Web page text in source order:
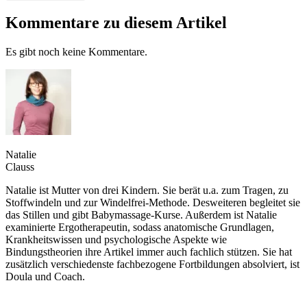
Kommentare zu diesem Artikel
Es gibt noch keine Kommentare.
Natalie
Clauss
Natalie ist Mutter von drei Kindern. Sie berät u.a. zum Tragen, zu
Stoffwindeln und zur Windelfrei-Methode. Desweiteren begleitet sie
das Stillen und gibt Babymassage-Kurse. Außerdem ist Natalie
examinierte Ergotherapeutin, sodass anatomische Grundlagen,
Krankheitswissen und psychologische Aspekte wie
Bindungstheorien ihre Artikel immer auch fachlich stützen. Sie hat
zusätzlich verschiedenste fachbezogene Fortbildungen absolviert, ist
Doula und Coach.